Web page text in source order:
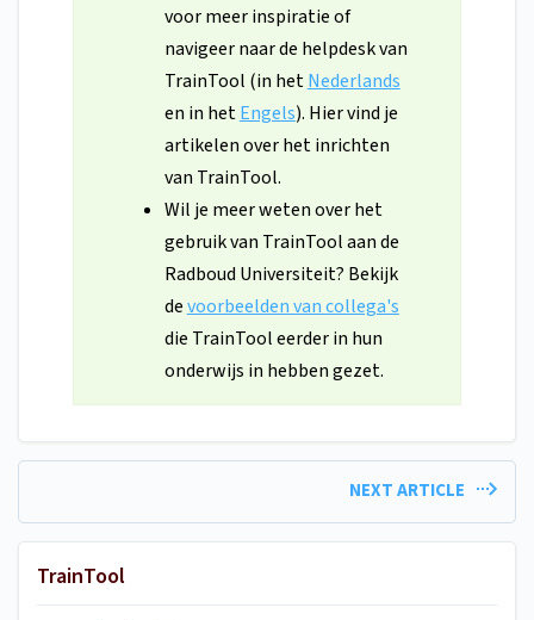
voor meer inspiratie of
navigeer naar de helpdesk van
TrainTool (in hetNederlands
en in hetEngels). Hier vind je
artikelen over het inrichten
van TrainTool.
Wil je meer weten over het
gebruik van TrainTool aan de
Radboud Universiteit? Bekijk
devoorbeelden van collega's
die TrainTool eerder in hun
onderwijs in hebben gezet.
NEXT ARTICLE
TrainTool